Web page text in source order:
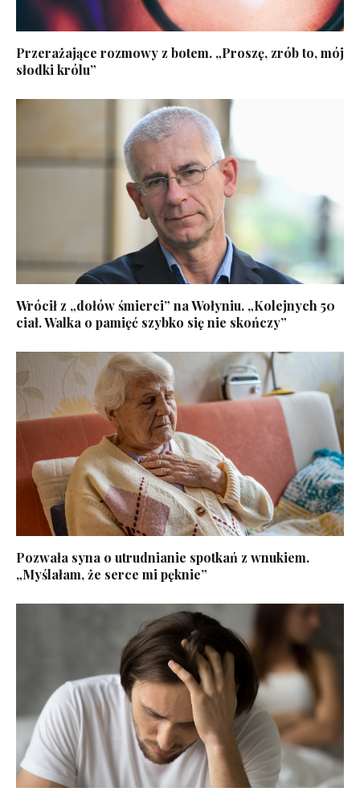
Przerażające rozmowy z botem. „Proszę, zrób to, mój
słodki królu”
Wrócił z „dołów śmierci” na Wołyniu. „Kolejnych 50
ciał. Walka o pamięć szybko się nie skończy”
Pozwała syna o utrudnianie spotkań z wnukiem.
„Myślałam, że serce mi pęknie”